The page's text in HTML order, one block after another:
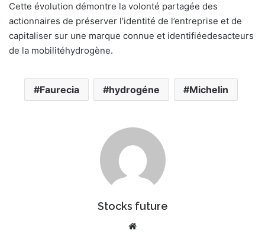
Cette évolution démontre la volonté partagée des
actionnaires de préserver l’identité de l’entreprise et de
capitaliser sur une marque connue et identifiéedesacteurs
de la mobilitéhydrogène.
Faurecia hydrogéne Michelin
Stocks future